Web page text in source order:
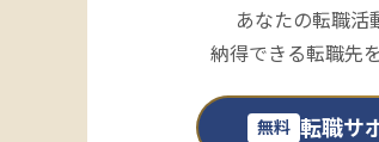
あなたの転職活
納得できる転職先
無料 転職サ